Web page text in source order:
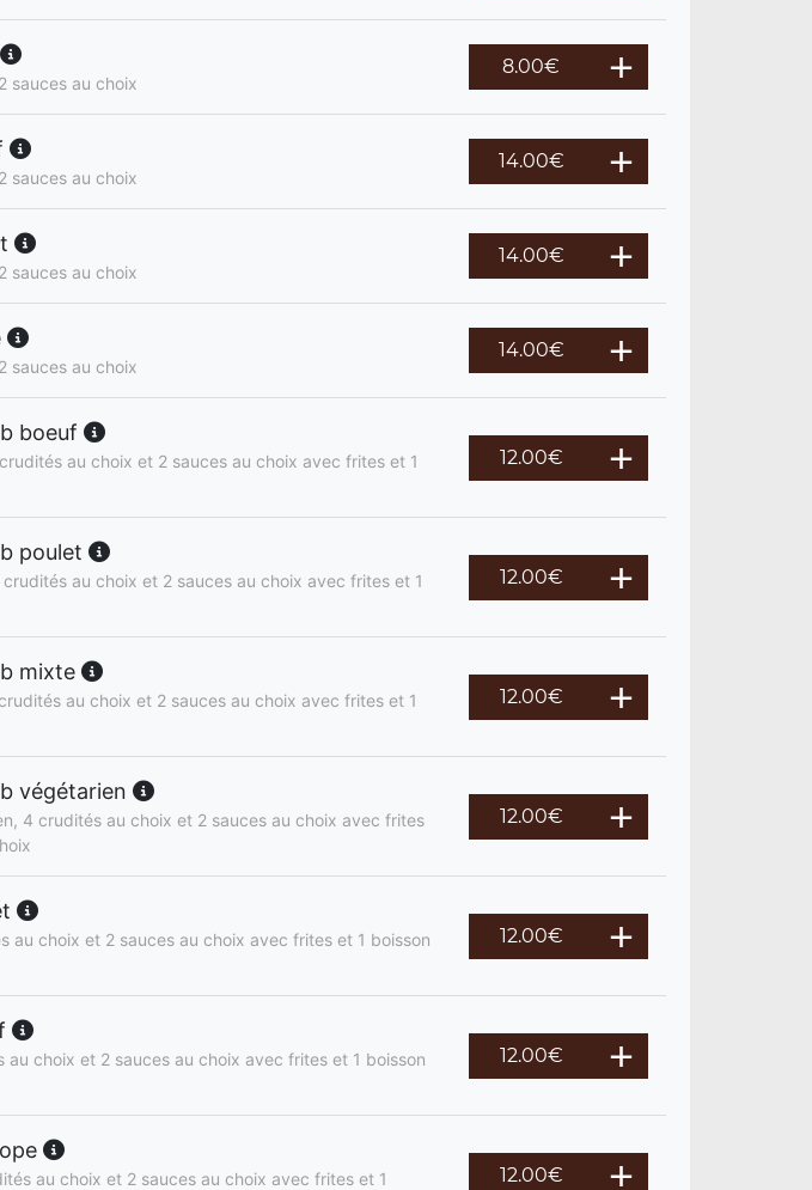
sauces au choix
8.00€
sauces au choix
14.00€
sauces au choix
14.00€
sauces au choix
14.00€
boeuf
au choix et 2 sauces au choix avec frites et 1
12.00€
poulet
au choix et 2 sauces au choix avec frites et 1
12.00€
mixte
au choix et 2 sauces au choix avec frites et 1
12.00€
végétarien
4 crudités au choix et 2 sauces au choix avec frites
12.00€
au choix et 2 sauces au choix avec frites et 1 boisson
12.00€
au choix et 2 sauces au choix avec frites et 1 boisson
12.00€
au choix et 2 sauces au choix avec frites et 1
12.00€